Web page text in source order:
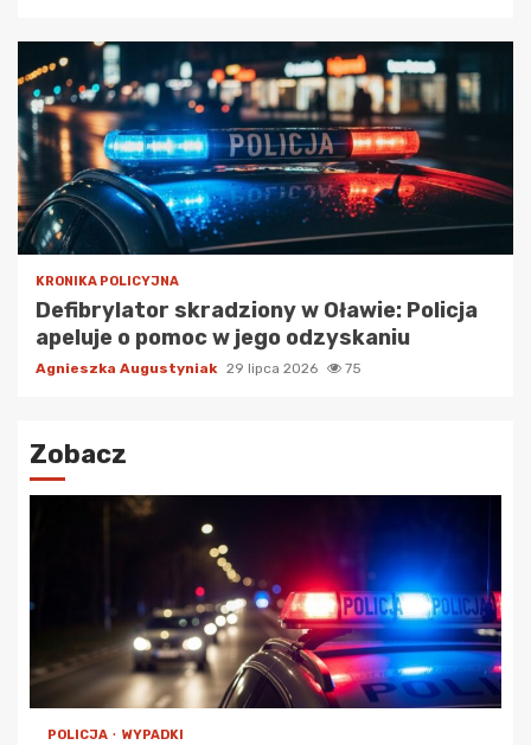
KRONIKA POLICYJNA
Defibrylator skradziony w Oławie: Policja
apeluje o pomoc w jego odzyskaniu
Agnieszka Augustyniak 29 lipca 2026 75
Zobacz
POLICJA WYPADKI